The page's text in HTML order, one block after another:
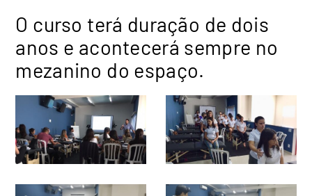
O curso terá duração de dois
anos e acontecerá sempre no
mezanino do espaço.